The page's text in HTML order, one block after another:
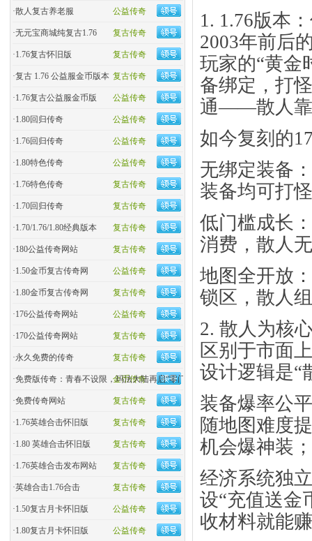
公益传奇
·散人复古养老服
复古传奇
·无元宝商城纯复古1.76
复古传奇
·1.76复古怀旧版
复古传奇
·复古 1.76 公益服金币版本
公益传奇
·1.76复古公益服金币版
公益传奇
·1.80回归传奇
公益传奇
·1.76回归传奇
公益传奇
·1.80特色传奇
复古传奇
·1.76特色传奇
复古传奇
·1.70回归传奇
复古传奇
·1.70/1.76/1.80经典版本
复古传奇
·180公益传奇网站
公益传奇
·1.50金币复古传奇网
复古传奇
·1.80金币复古传奇网
公益传奇
·176公益传奇网站
复古传奇
·170公益传奇网站
复古传奇
·永久免费的传奇
金币传奇
·免费版传奇：青春不设限，玛法大陆再启“零门槛”热血
复古传奇
·免费传奇网站
复古传奇
·1.76英雄合击怀旧版
复古传奇
·1.80 英雄合击怀旧版
复古传奇
·1.76英雄合击发布网站
复古传奇
·英雄合击1.76合击
公益传奇
·1.50复古月卡怀旧版
公益传奇
·1.80复古月卡怀旧版
1. 1.76版本
2003年前后
玩家的“黄金
备绑定，打
通——散人靠
如今复刻的
无绑定装备​
装备均可打
低门槛成长​
消费，散人
地图全开放​
锁区，散人
2. 散人为核
区别于市面
设计逻辑是“
装备爆率公
随地图难度
机会爆神装
经济系统独
设“充值送金
收材料就能